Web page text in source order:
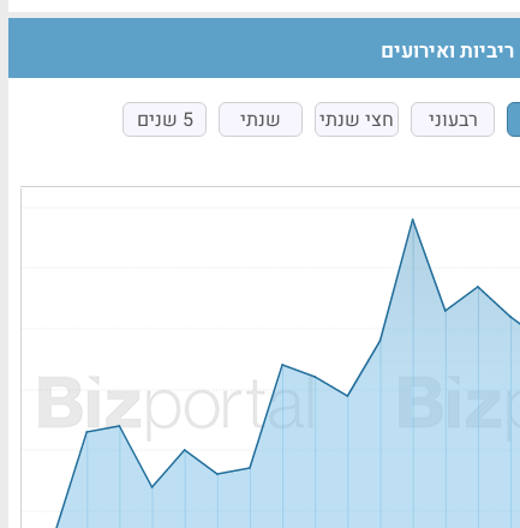
ריביות ואירועים
רבעוני חצי שנתי שנתי 5 שנים